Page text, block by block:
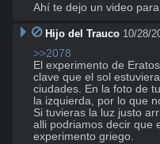
Ahí te dejo un video
Hijo del Trauco 10/28/
>>2078
El experimento de
clave que el sol
ciudades. En la foto de
la izquierda, por lo que
Si tuvieras la luz justo
alli podriamos decir que
experimento griego.